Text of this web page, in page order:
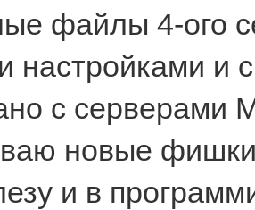
файлы 4-ого
настройками и
с серверами
новые
и в